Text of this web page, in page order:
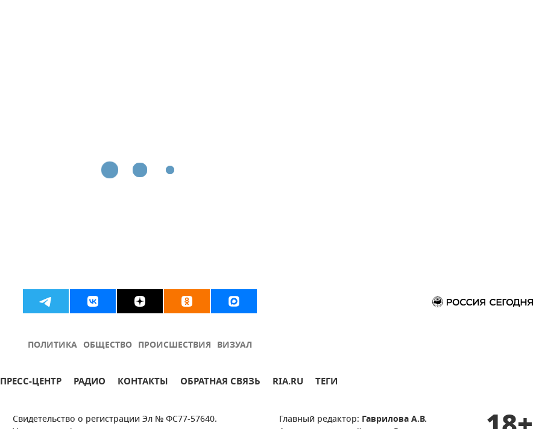
ПОЛИТИКА ОБЩЕСТВО ПРОИСШЕСТВИЯ ВИЗУАЛ
ПРЕСС-ЦЕНТР РАДИО КОНТАКТЫ ОБРАТНАЯ СВЯЗЬ RIA.RU ТЕГИ
Свидетельство о регистрации Эл № ФС77-57640.
Главный редактор: Гаврилова А.В.